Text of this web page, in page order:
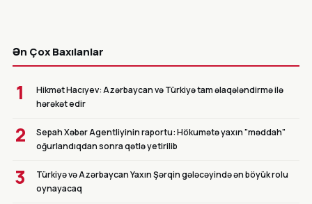
Ən Çox Baxılanlar
1
Hikmət Hacıyev: Azərbaycan və Türkiyə tam əlaqələndirmə ilə
hərəkət edir
2
Sepah Xəbər Agentliyinin raportu: Hökumətə yaxın "məddah"
oğurlandıqdan sonra qətlə yetirilib
3
Türkiyə və Azərbaycan Yaxın Şərqin gələcəyində ən böyük rolu
oynayacaq